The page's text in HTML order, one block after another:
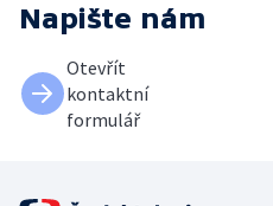
Napište nám
Otevřít
kontaktní
formulář